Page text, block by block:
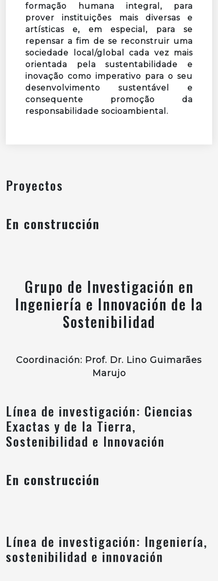
formação humana integral, para
prover instituições mais diversas e
artísticas e, em especial, para se
repensar a fim de se reconstruir uma
sociedade local/global cada vez mais
orientada pela sustentabilidade e
inovação como imperativo para o seu
desenvolvimento sustentável e
consequente promoção da
responsabilidade socioambiental.
Proyectos
En construcción
Grupo de Investigación en
Ingeniería e Innovación de la
Sostenibilidad
Coordinación: Prof. Dr. Lino Guimarães
Marujo
Línea de investigación: Ciencias
Exactas y de la Tierra,
Sostenibilidad e Innovación
En construcción
Línea de investigación: Ingeniería,
sostenibilidad e innovación